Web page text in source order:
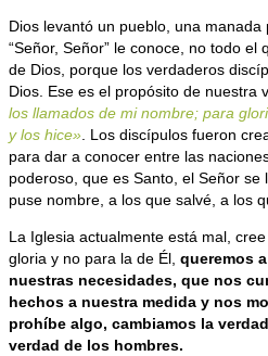
Dios levantó un pueblo, una
“Señor, Señor” le conoce, no todo el
de Dios, porque los verdaderos
Dios. Ese es el propósito de nuestra
los llamados de mi nombre; para
y los hice». Los discípulos fueron
para dar a conocer entre las
poderoso, que es Santo, el Señor
puse nombre, a los que salvé, a los
La Iglesia actualmente está mal,
gloria y no para la de Él, queremos
nuestras necesidades, que nos
hechos a nuestra medida y nos
prohíbe algo, cambiamos la
verdad de los hombres.